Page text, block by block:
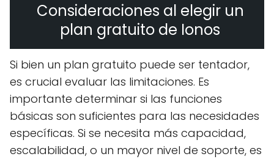
Consideraciones al elegir un
plan gratuito de Ionos
Si bien un plan gratuito puede ser tentador,
es crucial evaluar las limitaciones. Es
importante determinar si las funciones
básicas son suficientes para las necesidades
específicas. Si se necesita más capacidad,
escalabilidad, o un mayor nivel de soporte, es